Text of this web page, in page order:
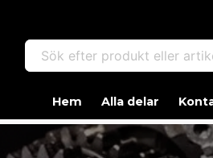
Sök efter produkt eller
Hem Alla delar